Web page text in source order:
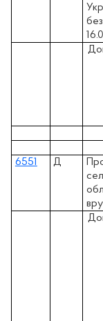
6551
Д